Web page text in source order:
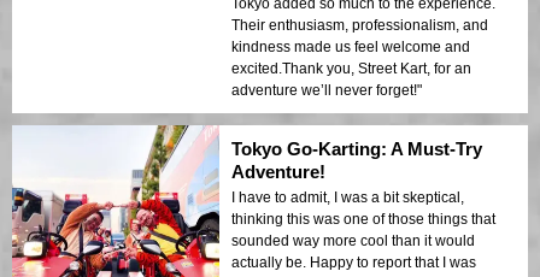
Tokyo added so much to the experience.
Their enthusiasm, professionalism, and
kindness made us feel welcome and
excited.Thank you, Street Kart, for an
adventure we’ll never forget!"
Tokyo Go-Karting: A Must-Try
Adventure!
I have to admit, I was a bit skeptical,
thinking this was one of those things that
sounded way more cool than it would
actually be. Happy to report that I was